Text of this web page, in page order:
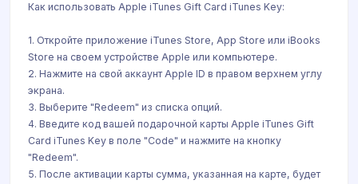
Как использовать Apple iTunes Gift Card iTunes Key:
1. Откройте приложение iTunes Store, App Store или iBooks
Store на своем устройстве Apple или компьютере.
2. Нажмите на свой аккаунт Apple ID в правом верхнем углу
экрана.
3. Выберите "Redeem" из списка опций.
4. Введите код вашей подарочной карты Apple iTunes Gift
Card iTunes Key в поле "Code" и нажмите на кнопку
"Redeem".
5. После активации карты сумма, указанная на карте, будет